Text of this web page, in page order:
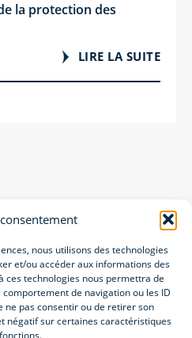
nous utilisons des technologies
et/ou accéder aux informations des
ces technologies nous permettra de
de navigation ou les ID
ne pas consentir ou de retirer son
négatif sur certaines caractéristiques
la protection des
LIRE LA SUITE